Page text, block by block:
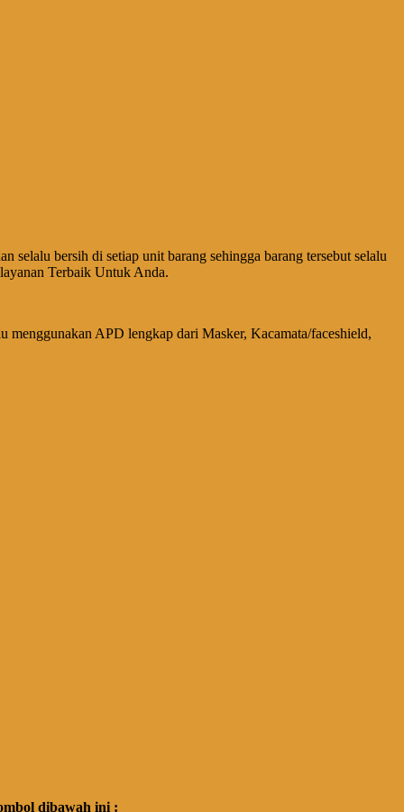
selalu bersih di setiap unit barang sehingga barang tersebut selalu
Terbaik Untuk Anda.
menggunakan APD lengkap dari Masker, Kacamata/faceshield,
dibawah ini :